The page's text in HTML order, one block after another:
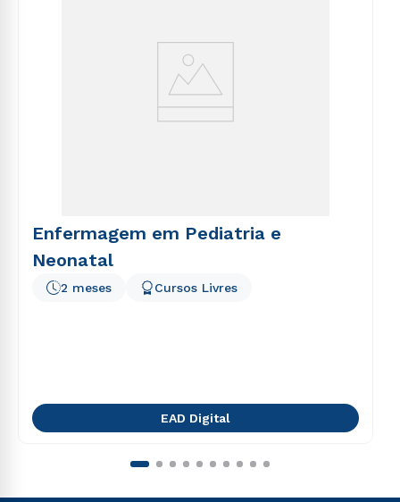
Enfermagem em Pediatria e
Neonatal
2 meses Cursos Livres
EAD Digital